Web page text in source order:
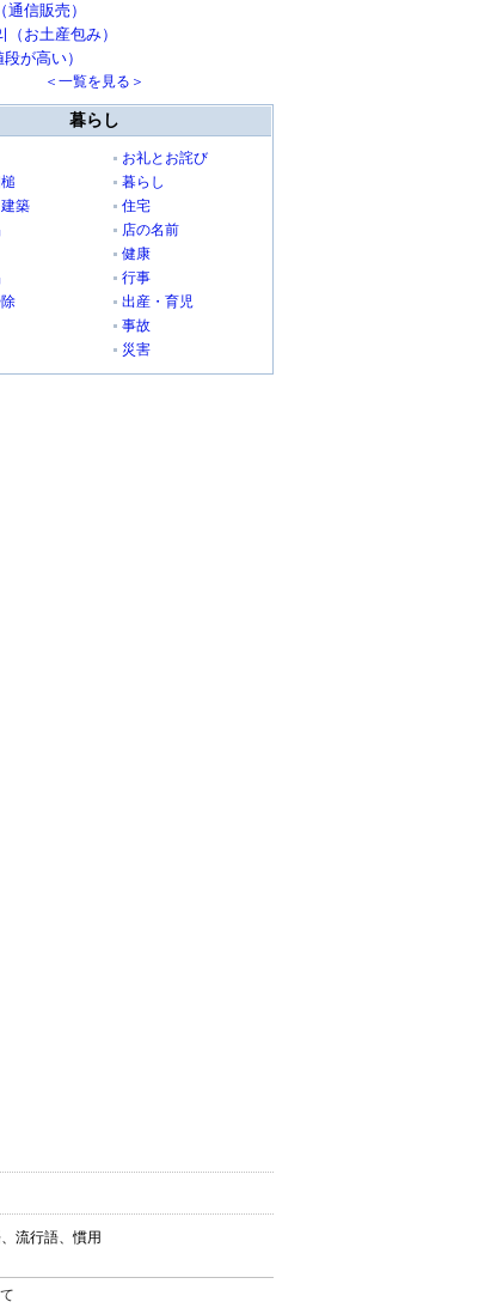
通信販売）
（お土産包み）
が高い）
＜一覧を見る＞
暮らし
お礼とお詫び
暮らし
築
住宅
店の名前
健康
行事
出産・育児
事故
災害
流行語、慣用